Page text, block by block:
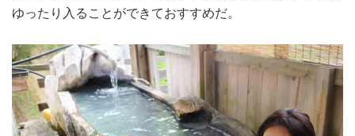
ゆったり入ることができておすすめだ。